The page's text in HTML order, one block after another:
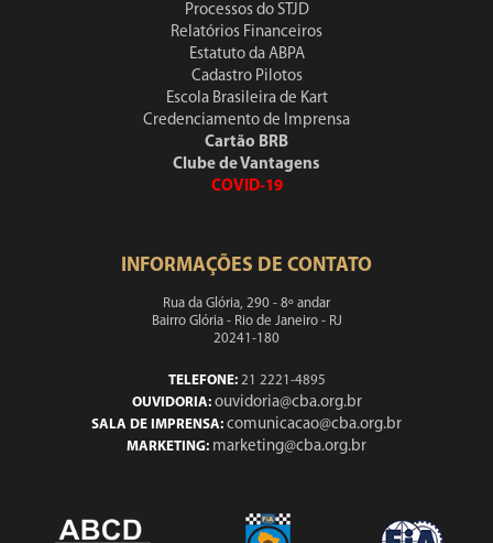
Processos do STJD
Relatórios Financeiros
Estatuto da ABPA
Cadastro Pilotos
Escola Brasileira de Kart
Credenciamento de Imprensa
Cartão BRB
Clube de Vantagens
COVID-19
INFORMAÇÕES DE CONTATO
Rua da Glória, 290 - 8º andar
Bairro Glória - Rio de Janeiro - RJ
20241-180
TELEFONE:21 2221-4895
OUVIDORIA: ouvidoria@cba.org.br
SALA DE IMPRENSA: comunicacao@cba.org.br
MARKETING: marketing@cba.org.br